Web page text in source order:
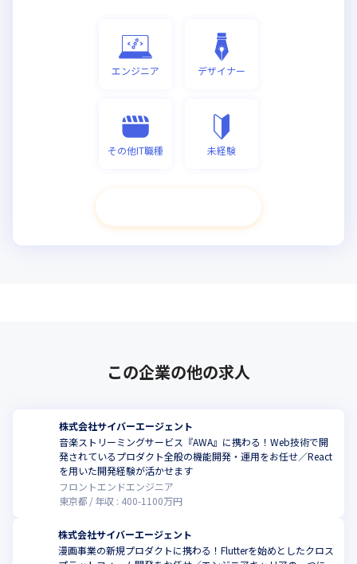
エンジニア デザイナー
その他IT職種 未経験
この企業の他の求人
株式会社サイバーエージェント
音楽ストリーミングサービス『AWA』に携わる！Web技術で開
発されているプロダクト全般の機能開発・運用をお任せ／React
を用いた開発経験が活かせます
フロントエンドエンジニア
東京都
年収 : 400-1100万円
株式会社サイバーエージェント
漫画事業の新規プロダクトに携わる！Flutterを始めとしたクロス